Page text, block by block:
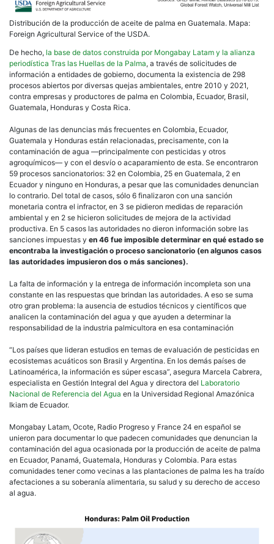
Distribución de la producción de aceite de palma en Guatemala. Mapa:
Foreign Agricultural Service of the USDA.
De hecho, la base de datos construida por Mongabay Latam y la alianza
periodística Tras las Huellas de la Palma, a través de solicitudes de
información a entidades de gobierno, documenta la existencia de 298
procesos abiertos por diversas quejas ambientales, entre 2010 y 2021,
contra empresas y productores de palma en Colombia, Ecuador, Brasil,
Guatemala, Honduras y Costa Rica.
Algunas de las denuncias más frecuentes en Colombia, Ecuador,
Guatemala y Honduras están relacionadas, precisamente, con la
contaminación de agua —principalmente con pesticidas y otros
agroquímicos— y con el desvío o acaparamiento de esta. Se encontraron
59 procesos sancionatorios: 32 en Colombia, 25 en Guatemala, 2 en
Ecuador y ninguno en Honduras, a pesar que las comunidades denuncian
lo contrario. Del total de casos, sólo 6 finalizaron con una sanción
monetaria contra el infractor, en 3 se pidieron medidas de reparación
ambiental y en 2 se hicieron solicitudes de mejora de la actividad
productiva. En 5 casos las autoridades no dieron información sobre las
sanciones impuestas y en 46 fue imposible determinar en qué estado se
encontraba la investigación o proceso sancionatorio (en algunos casos
las autoridades impusieron dos o más sanciones).
La falta de información y la entrega de información incompleta son una
constante en las respuestas que brindan las autoridades. A eso se suma
otro gran problema: la ausencia de estudios técnicos y científicos que
analicen la contaminación del agua y que ayuden a determinar la
responsabilidad de la industria palmicultora en esa contaminación
“Los países que lideran estudios en temas de evaluación de pesticidas en
ecosistemas acuáticos son Brasil y Argentina. En los demás países de
Latinoamérica, la información es súper escasa”, asegura Marcela Cabrera,
especialista en Gestión Integral del Agua y directora del Laboratorio
Nacional de Referencia del Agua en la Universidad Regional Amazónica
Ikiam de Ecuador.
Mongabay Latam, Ocote, Radio Progreso y France 24 en español se
unieron para documentar lo que padecen comunidades que denuncian la
contaminación del agua ocasionada por la producción de aceite de palma
en Ecuador, Panamá, Guatemala, Honduras y Colombia. Para estas
comunidades tener como vecinas a las plantaciones de palma les ha traído
afectaciones a su soberanía alimentaria, su salud y su derecho de acceso
al agua.